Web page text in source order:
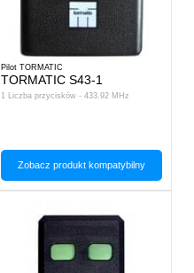
Pilot TORMATIC
TORMATIC S43-1
1 Liczba przycisków - 433.92 MHz
Zobacz produkt kompatybilny